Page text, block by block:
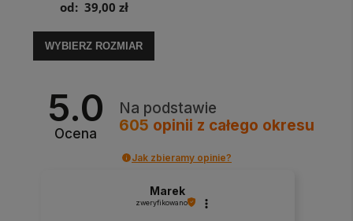
od: 39,00 zł
WYBIERZ ROZMIAR
5.0
Ocena
Na podstawie
605 opinii z całego okresu
Jak zbieramy opinie?
Marek
zweryfikowano